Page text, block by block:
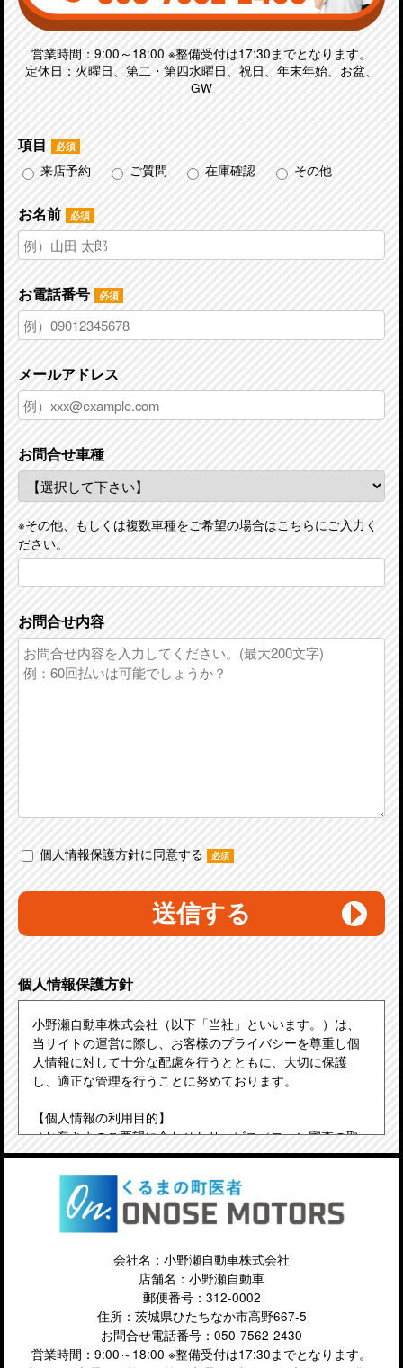
営業時間：9:00～18:00 ※整備受付は17:30までとなります。
定休日：火曜日、第二・第四水曜日、祝日、年末年始、お盆、
GW
項目 必須
来店予約 ご質問 在庫確認 その他
お名前 必須
お電話番号 必須
メールアドレス
お問合せ車種
※その他、もしくは複数車種をご希望の場合はこちらにご入力く
ださい。
お問合せ内容
個人情報保護方針に同意する 必須
個人情報保護方針
小野瀬自動車株式会社（以下「当社」といいます。）は、
当サイトの運営に際し、お客様のプライバシーを尊重し個
人情報に対して十分な配慮を行うとともに、大切に保護
し、適正な管理を行うことに努めております。
【個人情報の利用目的】
a)お客さまのご要望に合わせたサービス（ローン審査の取
次ぎ、紹介等）をご提供するための各種ご連絡。
b)提携する金融機関およびローン会社への審査申し込みの
取次ぎ、および審査結果の確認。
c)お問合せいただいたご質問への回答のご連絡。
d)サービス向上を目的とした統計、分析、マーケティン
【お客さま（個人および企業を含みます。）に関する個人
データの取得と利用】
当社は、サービス向上を目的とした統計、分析、マーケテ
ィングにおいて、以下の個人データ（日本の個人情報保護
法上の個人情報を含みます。）を適法かつ公正な手段によ
会社名：小野瀬自動車株式会社
店舗名：小野瀬自動車
郵便番号：312-0002
住所：茨城県ひたちなか市高野667-5
お問合せ電話番号： 050-7562-2430
営業時間：9:00～18:00 ※整備受付は17:30までとなります。